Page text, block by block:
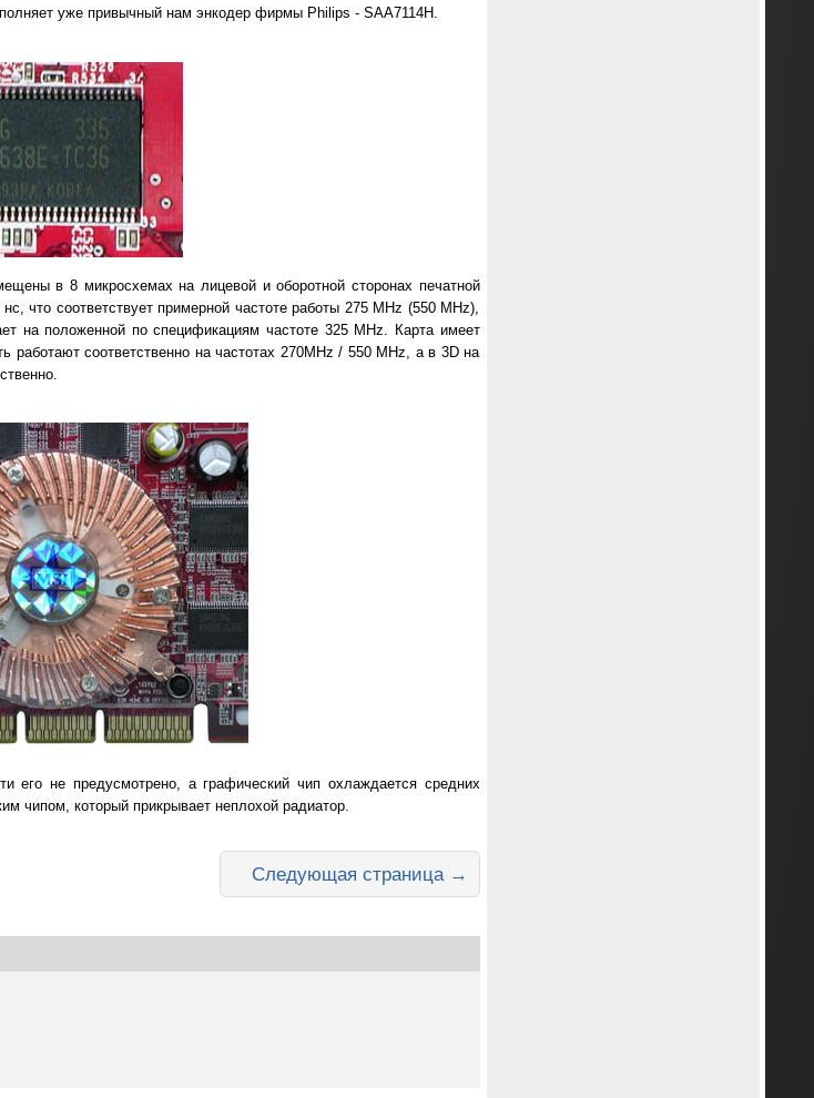
уже привычный нам энкодер фирмы Philips - SAA7114H.
в 8 микросхемах на лицевой и оборотной сторонах печатной
что соответствует примерной частоте работы 275 MHz (550 MHz),
на положенной по спецификациям частоте 325 MHz. Карта имеет
соответственно на частотах 270MHz / 550 MHz, а в 3D на
его не предусмотрено, а графический чип охлаждается средних
чипом, который прикрывает неплохой радиатор.
Следующая страница →